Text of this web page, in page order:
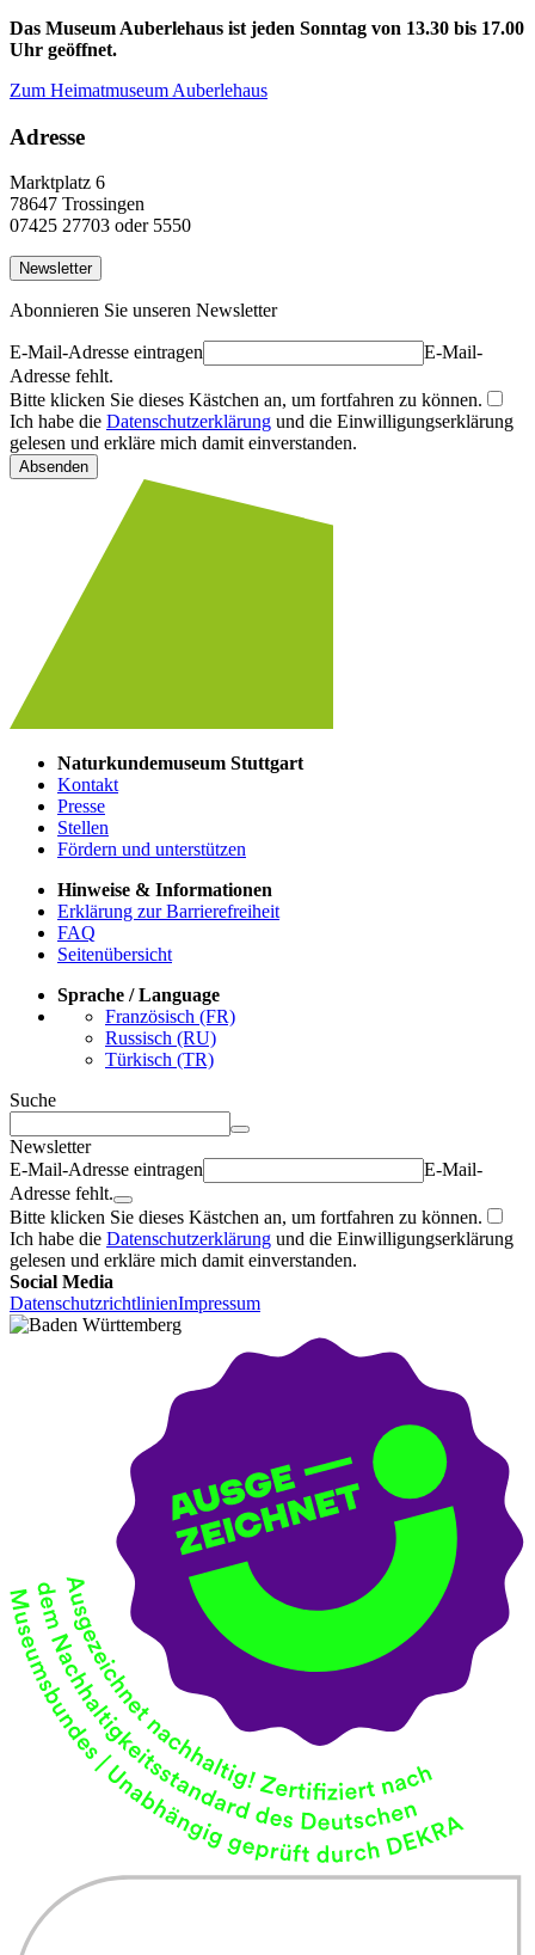
Das Museum Auberlehaus ist jeden Sonntag von 13.30 bis 17.00
Uhr geöffnet.
Zum Heimatmuseum Auberlehaus
Adresse
Marktplatz 6
78647 Trossingen
07425 27703 oder 5550
Newsletter
Abonnieren Sie unseren Newsletter
E-Mail-Adresse eintragen
E-Mail-
Adresse fehlt.
Bitte klicken Sie dieses Kästchen an, um fortfahren zu können.
Ich habe die Datenschutzerklärung und die Einwilligungserklärung
gelesen und erkläre mich damit einverstanden.
Absenden
Naturkundemuseum Stuttgart
Kontakt
Presse
Stellen
Fördern und unterstützen
Hinweise & Informationen
Erklärung zur Barrierefreiheit
FAQ
Seitenübersicht
Sprache / Language
Französisch (FR)
Russisch (RU)
Türkisch (TR)
Suche
Newsletter
E-Mail-Adresse eintragen
E-Mail-
Adresse fehlt.
Bitte klicken Sie dieses Kästchen an, um fortfahren zu können.
Ich habe die Datenschutzerklärung und die Einwilligungserklärung
gelesen und erkläre mich damit einverstanden.
Social Media
DatenschutzrichtlinienImpressum